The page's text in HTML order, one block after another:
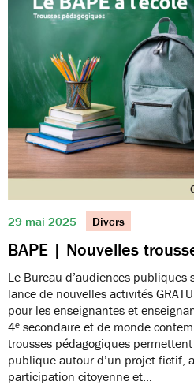
29 mai 2025 Divers
BAPE | Nouvelles
Le Bureau d’audiences publiques
lance de nouvelles activités
pour les enseignantes et
4ᵉ secondaire et de monde
trousses pédagogiques
publique autour d’un projet fictif,
participation citoyenne et…